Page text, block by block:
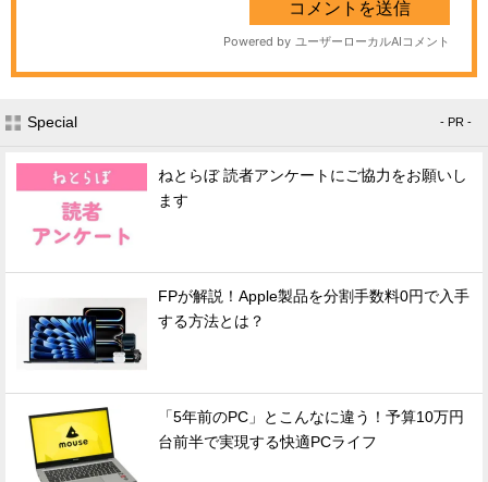
Special - PR -
ねとらぼ 読者アンケートにご協力をお願いし
ます
FPが解説！Apple製品を分割手数料0円で入手
する方法とは？
「5年前のPC」とこんなに違う！予算10万円
台前半で実現する快適PCライフ